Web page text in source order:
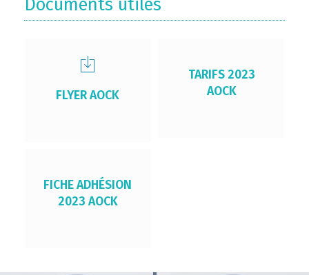
FLYER AOCK
TARIFS 2023
AOCK
FICHE ADHÉSION
2023 AOCK